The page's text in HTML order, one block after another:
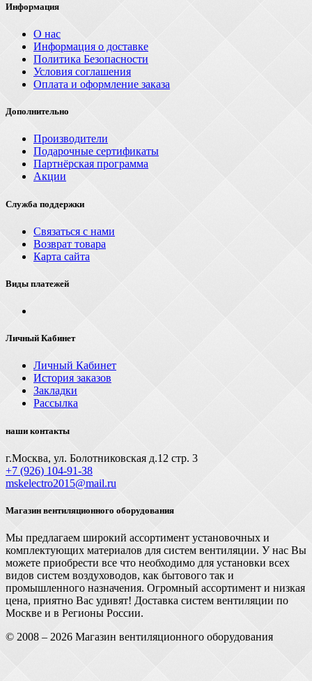
Информация
О нас
Информация о доставке
Политика Безопасности
Условия соглашения
Оплата и оформление заказа
Дополнительно
Производители
Подарочные сертификаты
Партнёрская программа
Акции
Служба поддержки
Связаться с нами
Возврат товара
Карта сайта
Виды платежей
Личный Кабинет
Личный Кабинет
История заказов
Закладки
Рассылка
наши контакты
г.Москва, ул. Болотниковская д.12 стр. 3
+7 (926) 104-91-З8
mskelectro2015@mail.ru
Магазин вентиляционного оборудования
Мы предлагаем широкий ассортимент установочных и
комплектующих материалов для систем вентиляции. У нас Вы
можете приобрести все что необходимо для установки всех
видов систем воздуховодов, как бытового так и
промышленного назначения. Огромный ассортимент и низкая
цена, приятно Вас удивят! Доставка систем вентиляции по
Москве и в Регионы России.
© 2008 – 2026 Магазин вентиляционного оборудования